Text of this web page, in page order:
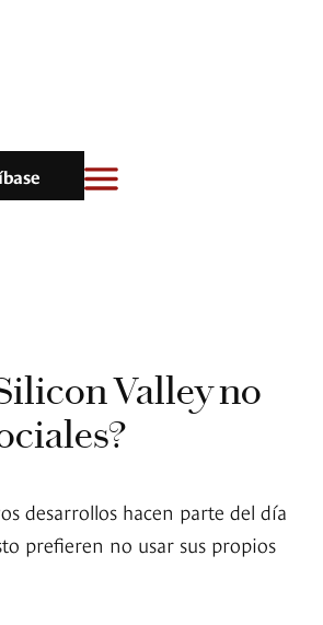
Valley no
desarrollos hacen parte del día
prefieren no usar sus propios